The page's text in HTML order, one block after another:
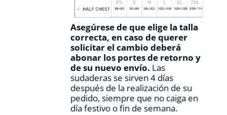
Asegúrese de que elige la talla
correcta, en caso de querer
solicitar el cambio deberá
abonar los portes de retorno y
de su nuevo envío. Las
sudaderas se sirven 4 días
después de la realización de su
pedido, siempre que no caiga en
día festivo o fin de semana.